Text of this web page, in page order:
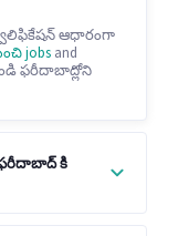
ఆధారంగా
jobs and
ఫరీదాబాద్లోని
ఫరీదాబాద్ కి